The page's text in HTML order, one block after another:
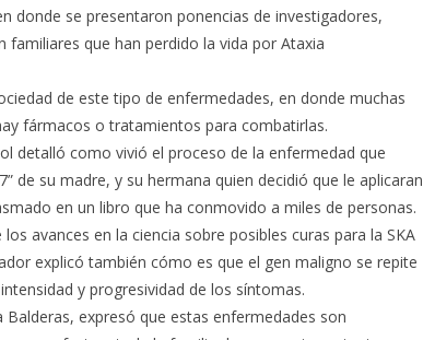
donde se presentaron ponencias de investigadores,
que han perdido la vida por Ataxia
de este tipo de enfermedades, en donde muchas
fármacos o tratamientos para combatirlas.
detalló como vivió el proceso de la enfermedad que
de su madre, y su hermana quien decidió que le aplicaran
en un libro que ha conmovido a miles de personas.
avances en la ciencia sobre posibles curas para la SKA
explicó también cómo es que el gen maligno se repite
y progresividad de los síntomas.
expresó que estas enfermedades son